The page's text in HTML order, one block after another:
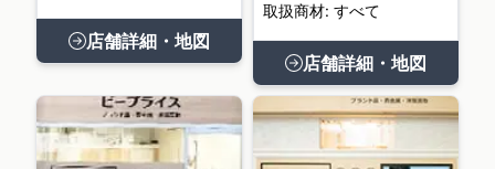
店舗詳細・地図
取扱商材: すべて
店舗詳細・地図